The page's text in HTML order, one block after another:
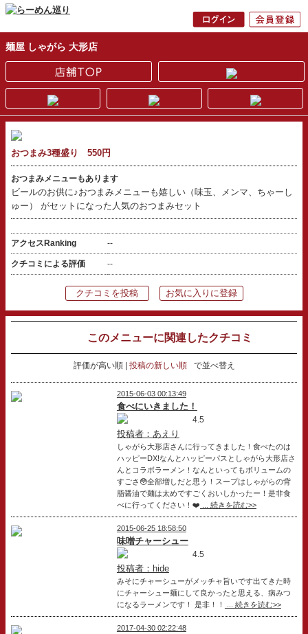
麺屋 しゃがら 大形店
おつまみ3種盛り 550円
おつまみメニューもあります
ビールのお供に♪おつまみメニューも嬉しい（味玉、メンマ、ちゃーし
ゅー） がセットになった人気のおつまみセット
アクセスRanking --
クチコミによる評価 --
クチコミを投稿 お気に入りに登録
このメニューに関連したクチコミ
評価が高い順 投稿の新しい順 で並べ替え
2015-06-03 00:13:49
食べにいきました！
4.5
投稿者：あえり
しゃがら大形店さんに行ってきました！食べたのは
ハッピーDX!なんとハッピーパスとしゃがら大形店さ
んとコラボラーメン！なんといってもボリュームの
すごさ😳全部増しだと思う！スープはしゃがらの背
脂醤油で麺は太めですごくおいしかったー！是非食
べに行ってください！❤️ ... 続きを読む>>
2015-06-25 18:58:50
味噌チャーシュー
4.5
投稿者：hide
みそにチャーシューがメッチャ旨いです出てきた時
にチャーシュー麺にして良かったと思える、病みつ
になるラーメンです！ 是非！！
... 続きを読む>>
2017-04-30 02:22:48